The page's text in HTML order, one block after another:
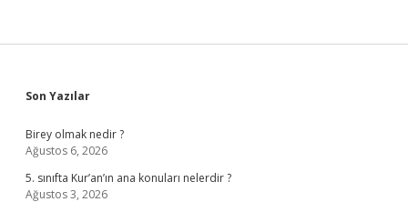
Sidebar
Son Yazılar
Birey olmak nedir ?
Ağustos 6, 2026
5. sınıfta Kur’an’ın ana konuları nelerdir ?
Ağustos 3, 2026